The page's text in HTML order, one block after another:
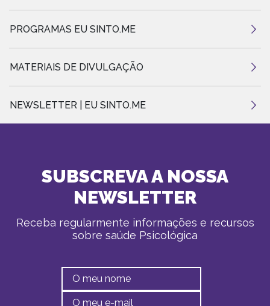
PROGRAMAS EU SINTO.ME
MATERIAIS DE DIVULGAÇÃO
NEWSLETTER | EU SINTO.ME
SUBSCREVA A NOSSA
NEWSLETTER
Receba regularmente informações e recursos
sobre saúde Psicológica